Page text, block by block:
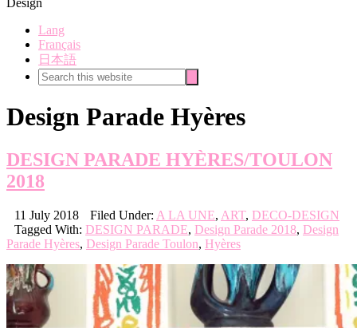
Design
Lang
Français
日本語
Search
this
Design Parade Hyères
DESIGN PARADE HYÈRES/TOULON
2018
11 July 2018 Filed Under: A LA UNE, ART, DECO-DESIGN
Tagged With: DESIGN PARADE, Design Parade 2018, Design
Parade Hyères, Design Parade Toulon, Hyères